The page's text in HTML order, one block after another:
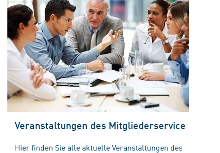
Veranstaltungen des Mitgliederservice
Hier finden Sie alle aktuelle Veranstaltungen des